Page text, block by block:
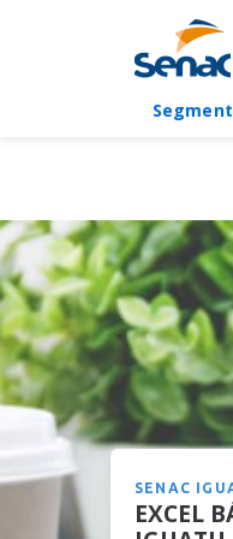
básicos e avançados em
SENAC
EXCEL